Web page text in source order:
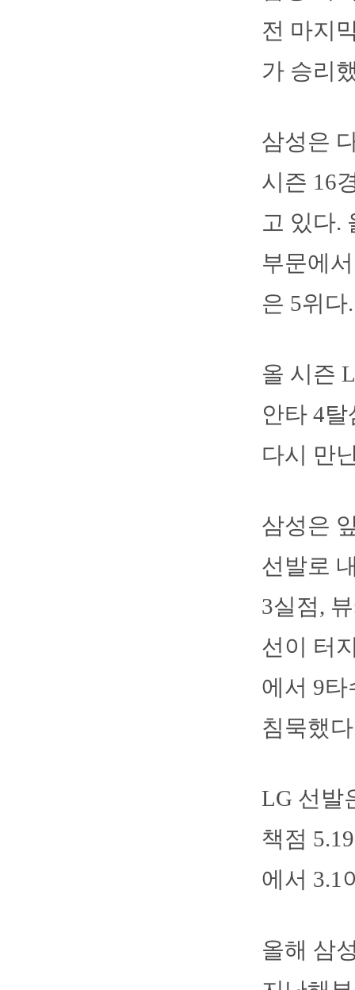
전 마지
가 승리
삼성은
시즌 16
고 있다.
부문에
은 5위다.
올 시즌
안타 4
다시 만
삼성은
선발로
3실점,
선이 터
에서 9
침묵했
LG 선발
책점
에서 3.1
올해 삼